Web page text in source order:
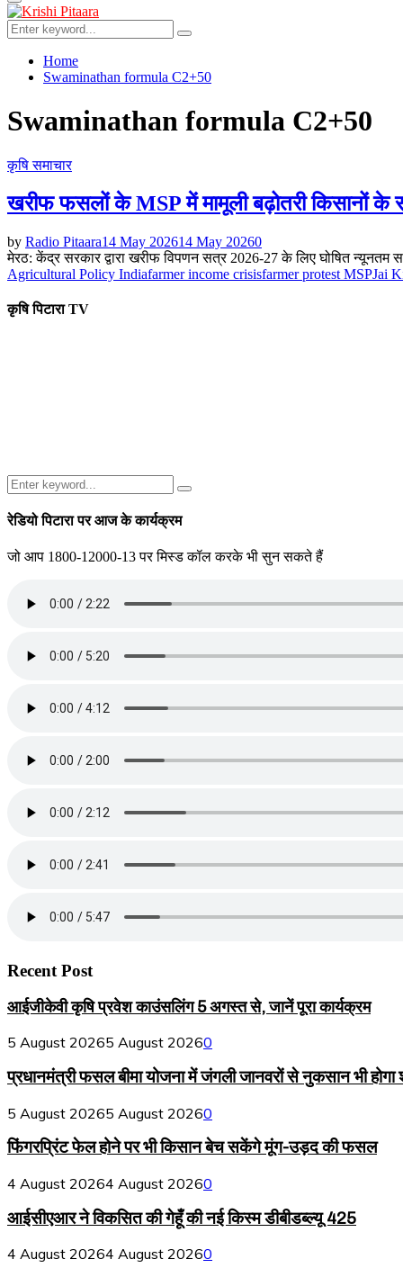
Primary
Menu
Search
for:
Search
Home
Swaminathan formula C2+50
Swaminathan formula C2+50
कृषि समाचार
खरीफ फसलों के MSP में मामूली बढ़ोतरी किसानों
by Radio Pitaara14 May 202614 May 20260
मेरठ: केंद्र सरकार द्वारा खरीफ विपणन सत्र 2026-27 के लिए घोषित
Agricultural Policy Indiafarmer income crisisfarmer protest MSPJai
कृषि पिटारा TV
Search
for:
Search
रेडियो पिटारा पर आज के कार्यक्रम
जो आप 1800-12000-13 पर मिस्ड कॉल करके भी सुन सकते हैं
Recent Post
आईजीकेवी कृषि प्रवेश काउंसलिंग 5 अगस्त से, जानें पूरा कार्यक्रम
5 August 20265 August 20260
प्रधानमंत्री फसल बीमा योजना में जंगली जानवरों से नुकसान भी होगा
5 August 20265 August 20260
फिंगरप्रिंट फेल होने पर भी किसान बेच सकेंगे मूंग-उड़द की फसल
4 August 20264 August 20260
आईसीएआर ने विकसित की गेहूँ की नई किस्म डीबीडब्ल्यू 425
4 August 20264 August 20260